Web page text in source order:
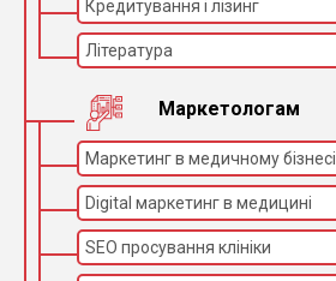
Кредитування і лізинг
Література
Маркетологам
Маркетинг в медичному бізнесі
Digital маркетинг в медицині
SEO просування клініки